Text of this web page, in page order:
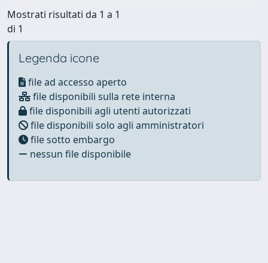
Mostrati risultati da 1 a 1
di 1
Legenda icone
file ad accesso aperto
file disponibili sulla rete interna
file disponibili agli utenti autorizzati
file disponibili solo agli amministratori
file sotto embargo
nessun file disponibile